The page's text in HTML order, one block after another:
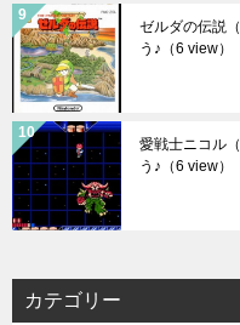
ゼルダの伝説
う♪ （6 view）
愛戦士ニコル
う♪ （6 view）
カテゴリー